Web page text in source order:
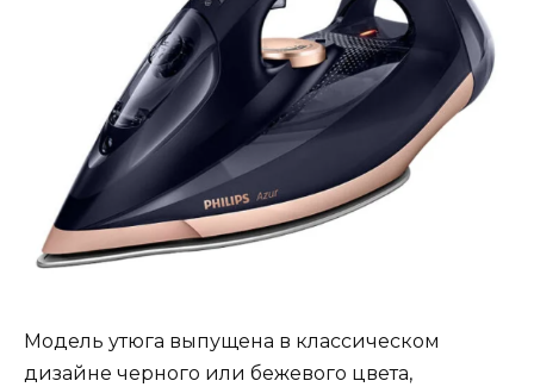
Модель утюга выпущена в классическом
дизайне черного или бежевого цвета,